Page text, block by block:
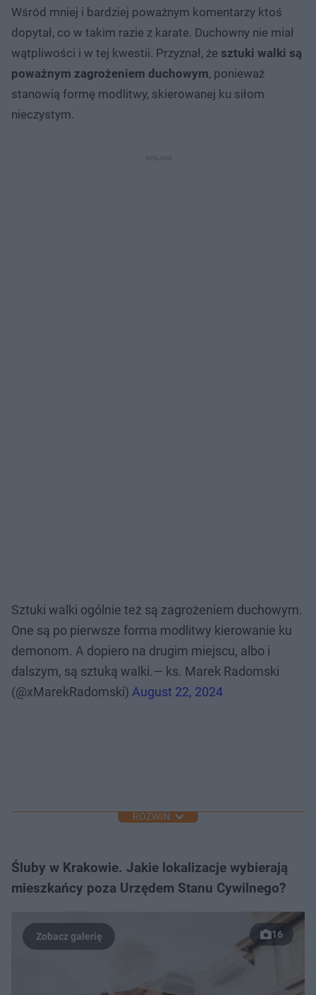
Wśród mniej i bardziej poważnym komentarzy ktoś
dopytał, co w takim razie z karate. Duchowny nie miał
wątpliwości i w tej kwestii. Przyznał, że sztuki walki są
poważnym zagrożeniem duchowym, ponieważ
stanowią formę modlitwy, skierowanej ku siłom
nieczystym.
Sztuki walki ogólnie też są zagrożeniem duchowym.
One są po pierwsze forma modlitwy kierowanie ku
demonom. A dopiero na drugim miejscu, albo i
dalszym, są sztuką walki.— ks. Marek Radomski
(@xMarekRadomski) August 22, 2024
ROZWIŃ
Śluby w Krakowie. Jakie lokalizacje wybierają
mieszkańcy poza Urzędem Stanu Cywilnego?
16